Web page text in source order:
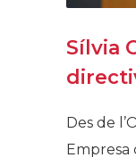
Sílvia
Des de
Empresa